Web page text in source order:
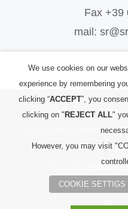
Fax +39
mail:
© 2026 S.R. Rubinetterie
Informativa
We use cookies on our
experience by remembering
clicking “ACCEPT”, you
clicking on " REJECT ALL"
However, you may visit
COOKIE SETTIGS